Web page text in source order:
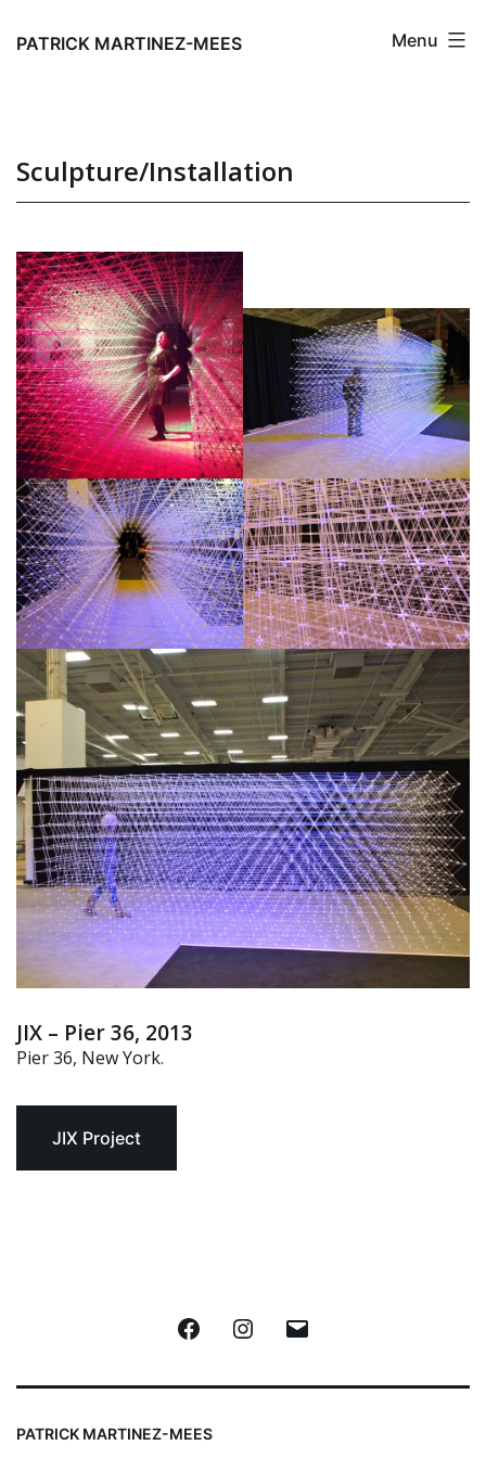
auPATRICK MARTINEZ-MEES Menu
Sculpture/Installation
JIX – Pier 36, 2013
Pier 36, New York.
JIX Project
FacebookInstagram
PATRICK MARTINEZ-MEES